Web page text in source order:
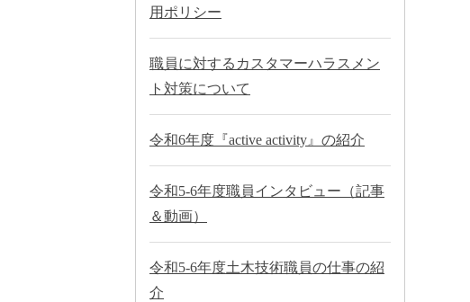
用ポリシー
職員に対するカスタマーハラスメン
ト対策について
令和6年度『active activity』の紹介
令和5-6年度職員インタビュー（記事
＆動画）
令和5-6年度土木技術職員の仕事の紹
介